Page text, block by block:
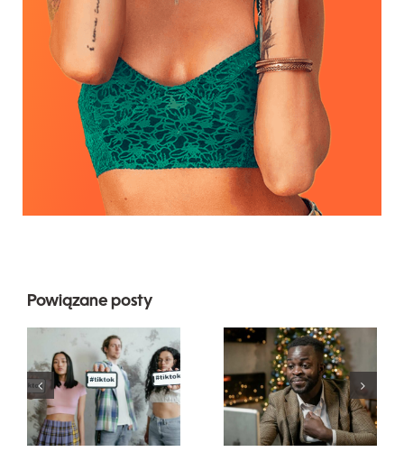
Powiązane posty
Najlepsze
aplikacje do
edytowania
wideo do
tworzenia
Jak ukryć
obserwujących
na LinkedIn,
aby
zachować